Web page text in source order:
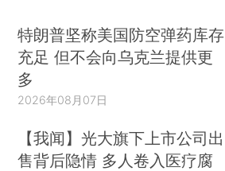
特朗普坚称美国防空弹药库存
充足 但不会向乌克兰提供更
多
2026年08月07日
【我闻】光大旗下上市公司出
售背后隐情 多人卷入医疗腐